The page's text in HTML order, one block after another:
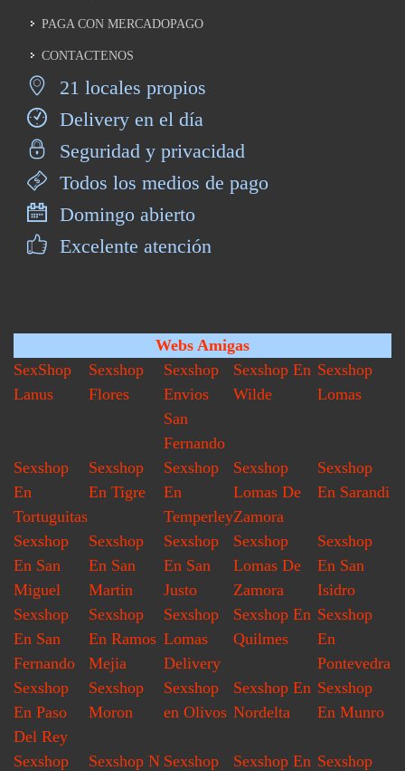
PAGA CON MERCADOPAGO
CONTACTENOS
21 locales propios
Delivery en el día
Seguridad y privacidad
Todos los medios de pago
Domingo abierto
Excelente atención
Webs Amigas
SexShop
Lanus
Sexshop
Flores
Sexshop
Envios
San
Fernando
Sexshop En
Wilde
Sexshop
Lomas
Sexshop
En
Tortuguitas
Sexshop
En Tigre
Sexshop
En
Temperley
Sexshop
Lomas De
Zamora
Sexshop
En Sarandi
Sexshop
En San
Miguel
Sexshop
En San
Martin
Sexshop
En San
Justo
Sexshop
Lomas De
Zamora
Sexshop
En San
Isidro
Sexshop
En San
Fernando
Sexshop
En Ramos
Mejia
Sexshop
Lomas
Delivery
Sexshop En
Quilmes
Sexshop
En
Pontevedra
Sexshop
En Paso
Del Rey
Sexshop
Moron
Sexshop
en Olivos
Sexshop En
Nordelta
Sexshop
En Munro
Sexshop
Sexshop N Sexshop
Sexshop En Sexshop